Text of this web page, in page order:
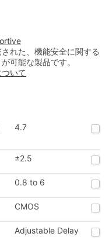
れた、機能安全に関する
可能な製品です。
いて
4.7
±2.5
0.8 to 6
CMOS
Adjustable Delay